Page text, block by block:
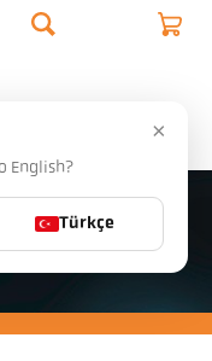
×
English?
Türkçe